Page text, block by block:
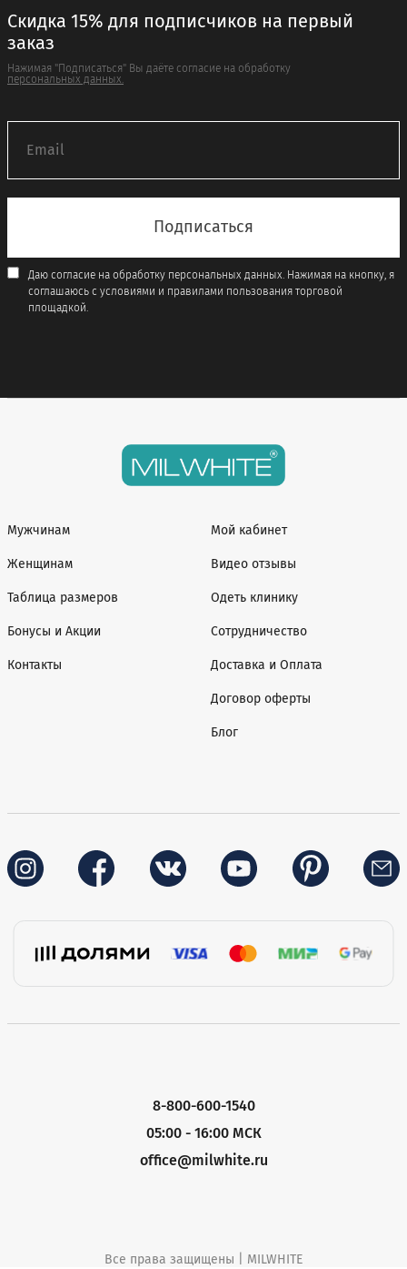
Скидка 15% для подписчиков на первый
заказ
Нажимая "Подписаться" Вы даёте согласие на обработку
персональных данных.
Даю согласие на обработку персональных данных. Нажимая на кнопку, я
соглашаюсь с условиями и правилами пользования торговой
площадкой.
Мужчинам
Женщинам
Таблица размеров
Бонусы и Акции
Контакты
Мой кабинет
Видео отзывы
Одеть клинику
Сотрудничество
Доставка и Оплата
Договор оферты
Блог
8-800-600-1540
05:00 - 16:00 МСК
office@milwhite.ru
Все права защищены | MILWHITE